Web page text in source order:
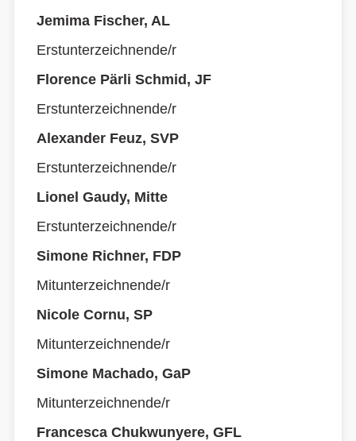
Jemima Fischer, AL
Erstunterzeichnende/r
Florence Pärli Schmid, JF
Erstunterzeichnende/r
Alexander Feuz, SVP
Erstunterzeichnende/r
Lionel Gaudy, Mitte
Erstunterzeichnende/r
Simone Richner, FDP
Mitunterzeichnende/r
Nicole Cornu, SP
Mitunterzeichnende/r
Simone Machado, GaP
Mitunterzeichnende/r
Francesca Chukwunyere, GFL